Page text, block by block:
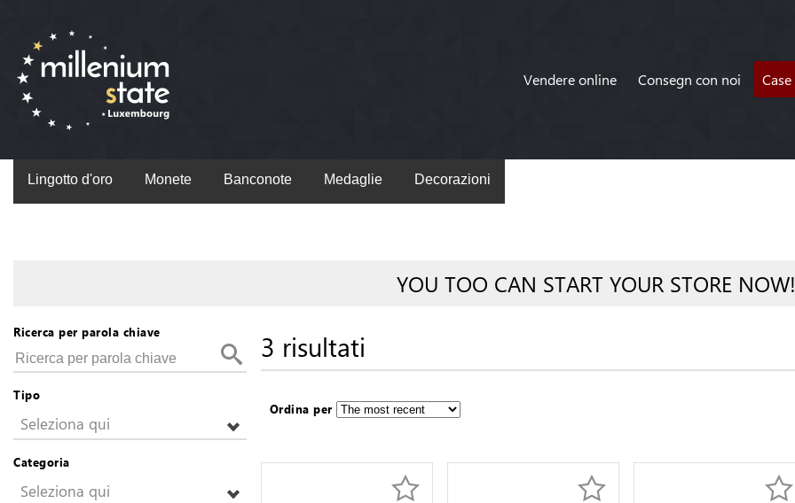
Vendere online Consegn con noi
Lingotto d'oro Monete Banconote Medaglie Decorazioni
YOU TOO CAN START YOUR STORE NOW!
Ricerca per parola chiave
Tipo
Seleziona qui
Categoria
Seleziona qui
3 risultati
Ordina per